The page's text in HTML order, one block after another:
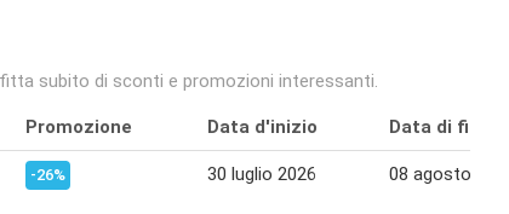
subito di sconti e promozioni interessanti.
Promozione Data d'inizio Data di fine
-26% 30 luglio 2026 08 agosto